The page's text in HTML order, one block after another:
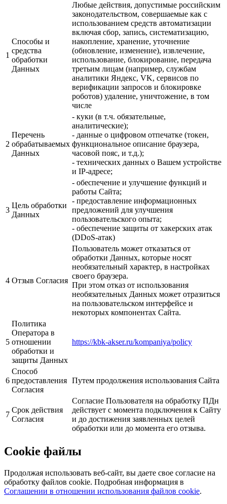
1
Способы и
средства
обработки
Данных
Любые действия, допустимые российским
законодательством, совершаемые как с
использованием средств автоматизации
включая сбор, запись, систематизацию,
накопление, хранение, уточнение
(обновление, изменение), извлечение,
использование, блокирование, передача
третьим лицам (например, службам
аналитики Яндекс, VK, сервисов по
верификации запросов и блокировке
роботов) удаление, уничтожение, в том
числе
2
Перечень
обрабатываемых
Данных
- куки (в т.ч. обязательные,
аналитические);
- данные о цифровом отпечатке (токен,
функциональное описание браузера,
часовой пояс, и т.д.);
- технических данных о Вашем устройстве
и IP-адресе;
3
Цель обработки
Данных
- обеспечение и улучшение функций и
работы Сайта;
- предоставление информационных
предложений для улучшения
пользовательского опыта;
- обеспечение защиты от хакерских атак
(DDoS-атак)
4 Отзыв Согласия
Пользователь может отказаться от
обработки Данных, которые носят
необязательный характер, в настройках
своего браузера.
При этом отказ от использования
необязательных Данных может отразиться
на пользовательском интерфейсе и
некоторых компонентах Сайта.
5
Политика
Оператора в
отношении
обработки и
защиты Данных
https://kbk-akser.ru/kompaniya/policy
6
Способ
предоставления
Согласия
Путем продолжения использования Сайта
7
Срок действия
Согласия
Согласие Пользователя на обработку ПДн
действует с момента подключения к Сайту
и до достижения заявленных целей
обработки или до момента его отзыва.
Cookie файлы
Продолжая использовать веб-сайт, вы даете свое согласие на
обработку файлов cookie. Подробная информация в
Соглашении в отношении использования файлов cookie.